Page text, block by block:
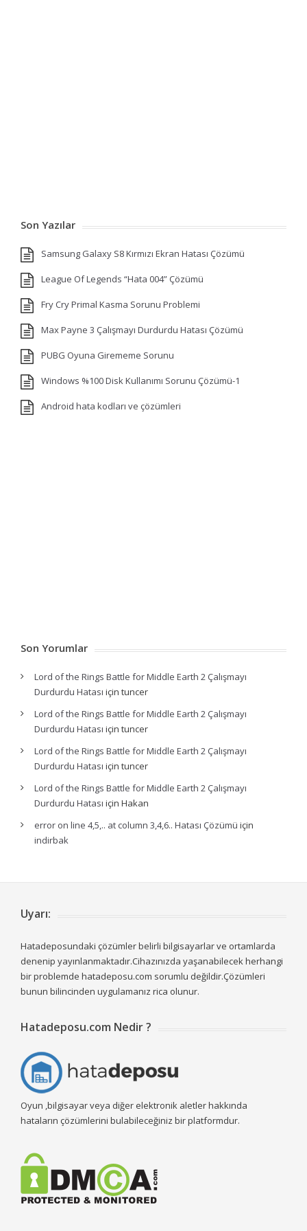
Son Yazılar
Samsung Galaxy S8 Kırmızı Ekran Hatası Çözümü
League Of Legends “Hata 004” Çözümü
Fry Cry Primal Kasma Sorunu Problemi
Max Payne 3 Çalışmayı Durdurdu Hatası Çözümü
PUBG Oyuna Girememe Sorunu
Windows %100 Disk Kullanımı Sorunu Çözümü-1
Android hata kodları ve çözümleri
Son Yorumlar
Lord of the Rings Battle for Middle Earth 2 Çalışmayı
Durdurdu Hatası için tuncer
Lord of the Rings Battle for Middle Earth 2 Çalışmayı
Durdurdu Hatası için tuncer
Lord of the Rings Battle for Middle Earth 2 Çalışmayı
Durdurdu Hatası için tuncer
Lord of the Rings Battle for Middle Earth 2 Çalışmayı
Durdurdu Hatası için Hakan
error on line 4,5,.. at column 3,4,6.. Hatası Çözümü için
indirbak
Uyarı:
Hatadeposundaki çözümler belirli bilgisayarlar ve ortamlarda
denenip yayınlanmaktadır.Cihazınızda yaşanabilecek herhangi
bir problemde hatadeposu.com sorumlu değildir.Çözümleri
bunun bilincinden uygulamanız rica olunur.
Hatadeposu.com Nedir ?
Oyun ,bilgisayar veya diğer elektronik aletler hakkında
hataların çözümlerini bulabileceğiniz bir platformdur.